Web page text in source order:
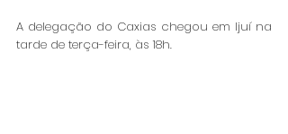
A delegação do Caxias chegou em Ijuí na
tarde de terça-feira, às 18h.